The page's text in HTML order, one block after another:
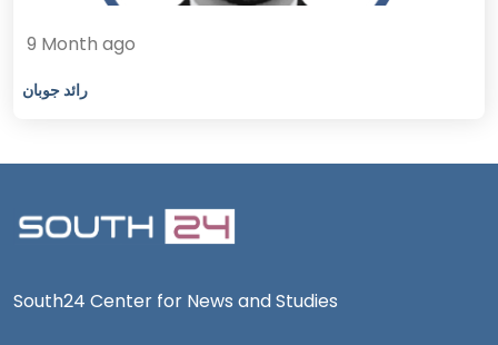
9 Month ago
رائد جوبان
South24 Center for News and Studies